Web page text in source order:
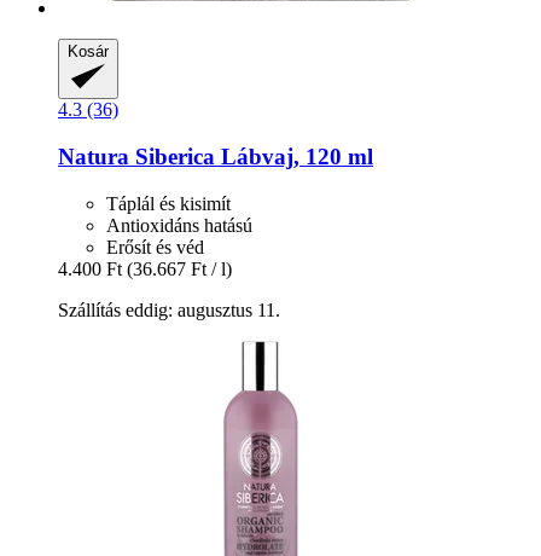
Kosár
4.3 (36)
Natura Siberica Lábvaj, 120 ml
Táplál és kisimít
Antioxidáns hatású
Erősít és véd
4.400 Ft (36.667 Ft / l)
Szállítás eddig: augusztus 11.